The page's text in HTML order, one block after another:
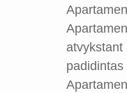
atvykstant